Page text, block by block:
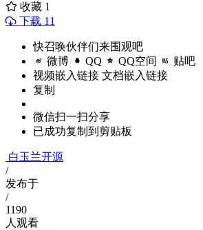
收藏 1
下载 11
快召唤伙伴们来围观吧
微博 QQ QQ空间 贴吧
视频嵌入链接 文档嵌入链接
复制
微信扫一扫分享
已成功复制到剪贴板
白玉兰开源
/
发布于
/
1190
人观看